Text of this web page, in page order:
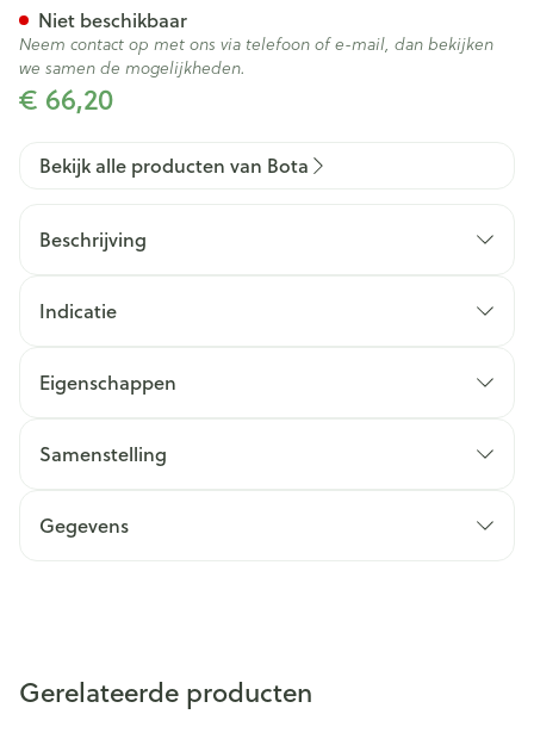
€ 66,20
Niet beschikbaar
Neem contact op met ons via telefoon of e-mail, dan bekijken
we samen de mogelijkheden.
Bekijk alle producten van Bota
Beschrijving
Indicatie
Eigenschappen
Samenstelling
Gegevens
Gerelateerde producten